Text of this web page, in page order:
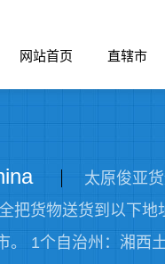
网站首页 直辖市
太原俊亚
把货物送货到以下
1个自治州：湘西